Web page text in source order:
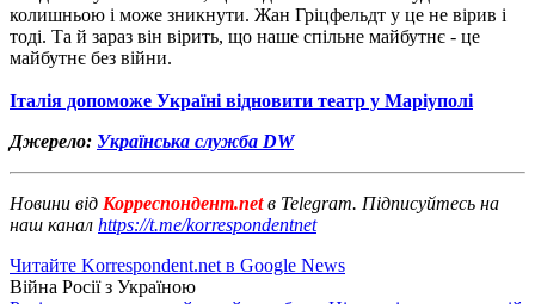
колишньою і може зникнути. Жан Гріцфельдт у це не вірив і
тоді. Та й зараз він вірить, що наше спільне майбутнє - це
майбутнє без війни.
Італія допоможе Україні відновити театр у Маріуполі
Джерело: Українська служба DW
Новини від Корреспондент.netв Telegram. Підписуйтесь на
наш канал https://t.me/korrespondentnet
Читайте Korrespondent.net в Google News
Війна Росії з Україною